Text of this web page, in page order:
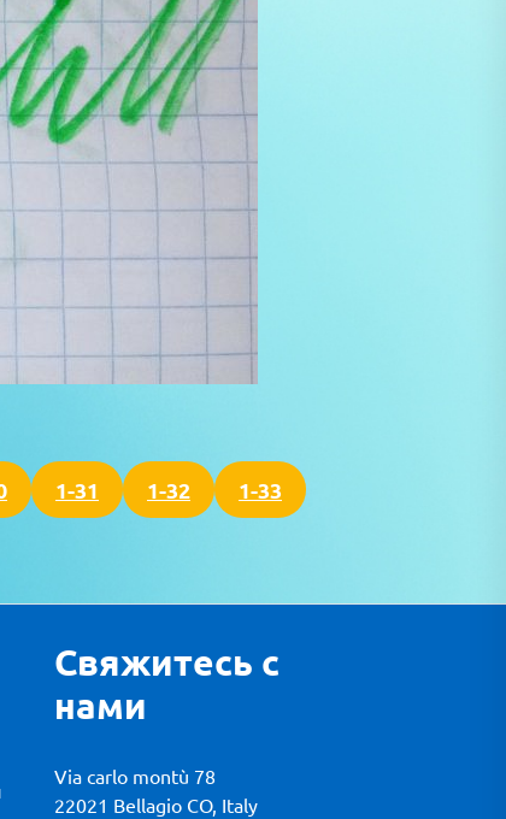
1-31 1-32 1-33
Свяжитесь с
нами
Via carlo montù 78
22021 Bellagio CO, Italy